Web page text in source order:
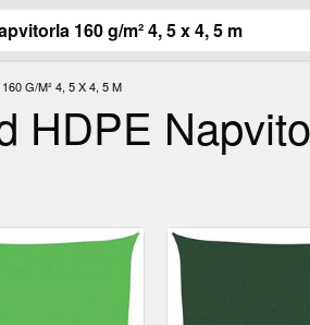
G/M² 4, 5 X 4, 5 M
HDPE